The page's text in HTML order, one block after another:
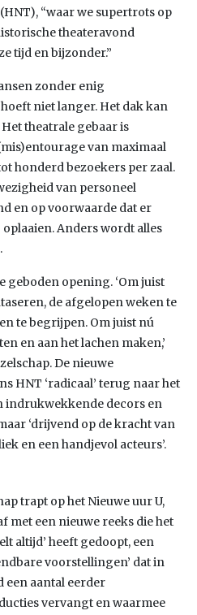
“waar we supertrots op
theateravond
tijd en bijzonder.”
zonder enig
niet langer. Het dak kan
theatrale gebaar is
van maximaal
honderd bezoekers per zaal.
van personeel
en op voorwaarde dat er
oplaaien. Anders wordt alles
geboden opening. ‘Om juist
de afgelopen weken te
te begrijpen. Om juist nú
en aan het lachen maken,’
De nieuwe
HNT ‘radicaal’ terug naar het
indrukwekkende decors en
‘drijvend op de kracht van
en een handjevol acteurs’.
trapt op het Nieuwe uur U,
met een nieuwe reeks die het
altijd’ heeft gedoopt, een
voorstellingen’ dat in
een aantal eerder
vervangt en waarmee